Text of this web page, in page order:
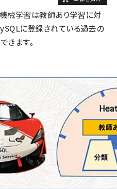
械学習は教師あり学習に対
に登録されている過去の
きます。